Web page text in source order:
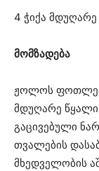
4 ჭიქა
მომზადება
ჟოლოს
მდუღარე
გაცივებული
თვალების
მხედველობის